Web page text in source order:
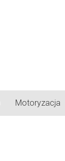
Motoryzacja